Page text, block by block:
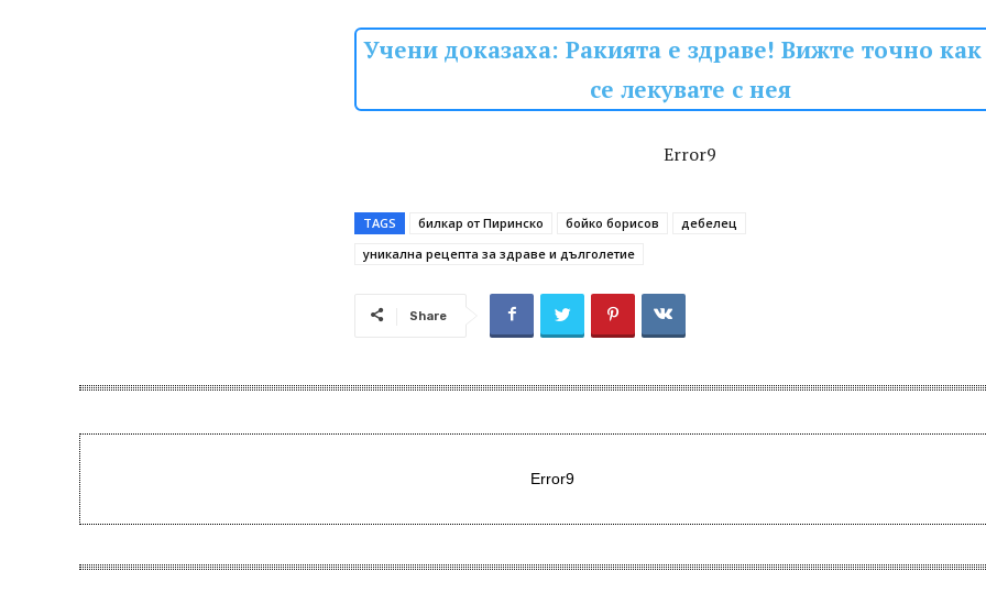
Учени доказаха: Ракията е здраве! Вижте точно
се лекувате с нея
Error9
TAGS билкар от Пиринско бойко борисов
дебелец
уникална рецепта за здраве и дълголетие
Share
Error9